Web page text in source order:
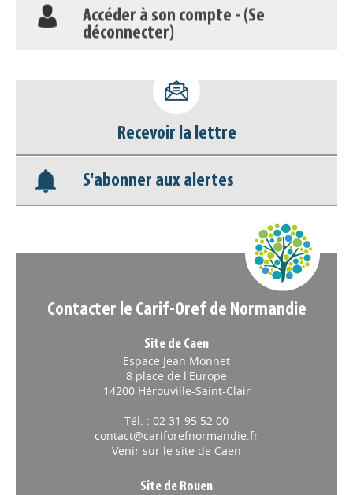
Accéder à son compte - (Se
déconnecter)
Nos veilles Scoop.it
Appels à projets
Recevoir la lettre
S'abonner aux alertes
Contacter le Carif-Oref de Normandie
Site de Caen
Espace Jean Monnet
8 place de l'Europe
14200 Hérouville-Saint-Clair
Tél. : 02 31 95 52 00
contact@cariforefnormandie.fr
Venir sur le site de Caen
Site de Rouen